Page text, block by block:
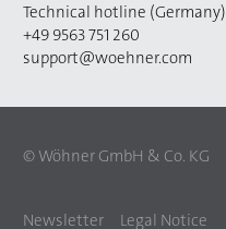
Technical hotline (Germany)
+49 9563 751 260
support@woehner.com
© Wöhner GmbH & Co. KG
Newsletter Legal Notice